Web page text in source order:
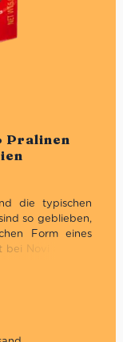
Pralinen
die typischen
so geblieben,
Form eines
Novi an aller
Dank der Wahl
besten lokalen
die Gianduiotti